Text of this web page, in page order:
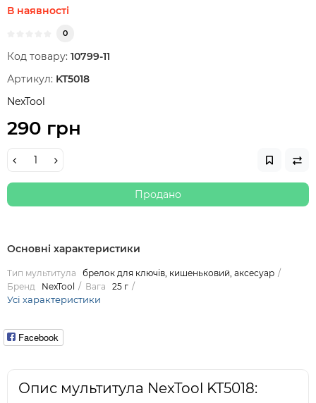
В наявності
0
Код товару: 10799-11
Артикул: KT5018
NexTool
290 грн
Продано
Основні характеристики
Тип мультитула
брелок для ключів, кишеньковий, аксесуар
Бренд
NexTool Вага 25 г
Усі характеристики
Facebook
Опис мультитула NexTool KT5018: